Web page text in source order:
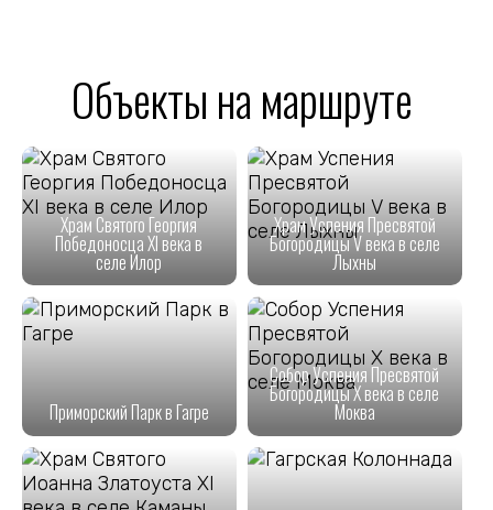
Объекты на маршруте
Храм Святого Георгия
Победоносца XI века в
селе Илор
Храм Успения Пресвятой
Богородицы V века в селе
Лыхны
Приморский Парк в Гагре
Собор Успения Пресвятой
Богородицы X века в селе
Моква